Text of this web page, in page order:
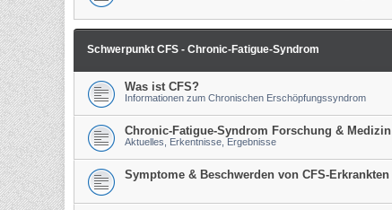
Schwerpunkt CFS - Chronic-Fatigue-Syndrom
Was ist CFS?
Informationen zum Chronischen Erschöpfungssyndrom
Chronic-Fatigue-Syndrom Forschung & Medizin
Aktuelles, Erkentnisse, Ergebnisse
Symptome & Beschwerden von CFS-Erkrankten